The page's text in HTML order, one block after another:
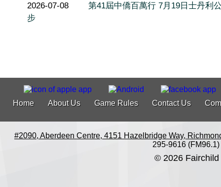
2026-07-08
第41屆中僑百萬行 7月19日士丹利
步
Home About Us Game Rules Contact Us
#2090, Aberdeen Centre, 4151 Hazelbridge Way,
295-9616 (FM96.1)
© 2026 Fairchild